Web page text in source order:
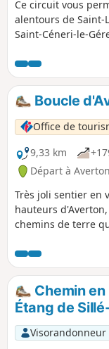
Ce circuit vous
alentours de Saint-
Saint-Céneri-le-
composé de
demandent
Boucle
Office de
9,33 km
Départ à
Très joli sentier en
hauteurs
chemins de terre
Chemin
Étang de
Visorandonneur